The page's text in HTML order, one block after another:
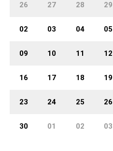
26 27 28 29
02 03 04 05
09 10 11 12
16 17 18 19
23 24 25 26
30 01 02 03